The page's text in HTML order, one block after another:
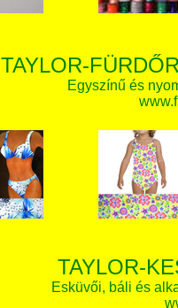
TAYLOR-
Egyszínű és
TAYLOR-
Esküvői, báli és